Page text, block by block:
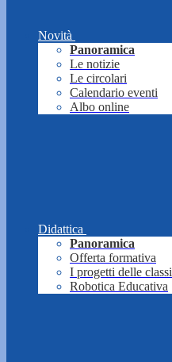
Novità
Panoramica
Le notizie
Le circolari
Calendario eventi
Albo online
Didattica
Panoramica
Offerta formativa
I progetti delle classi
Robotica Educativa